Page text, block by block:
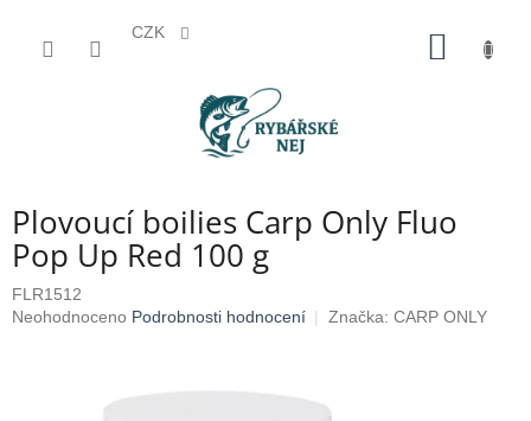
CZK
Plovoucí boilies Carp Only Fluo
Pop Up Red 100 g
FLR1512
Průměrné
Neohodnoceno Podrobnosti hodnocení Značka: CARP ONLY